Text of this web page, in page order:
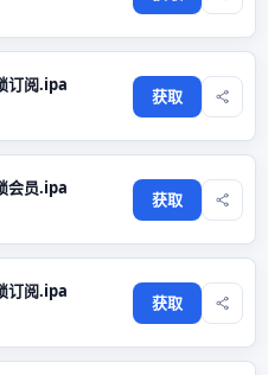
订阅.ipa
获取
会员.ipa
获取
订阅.ipa
获取